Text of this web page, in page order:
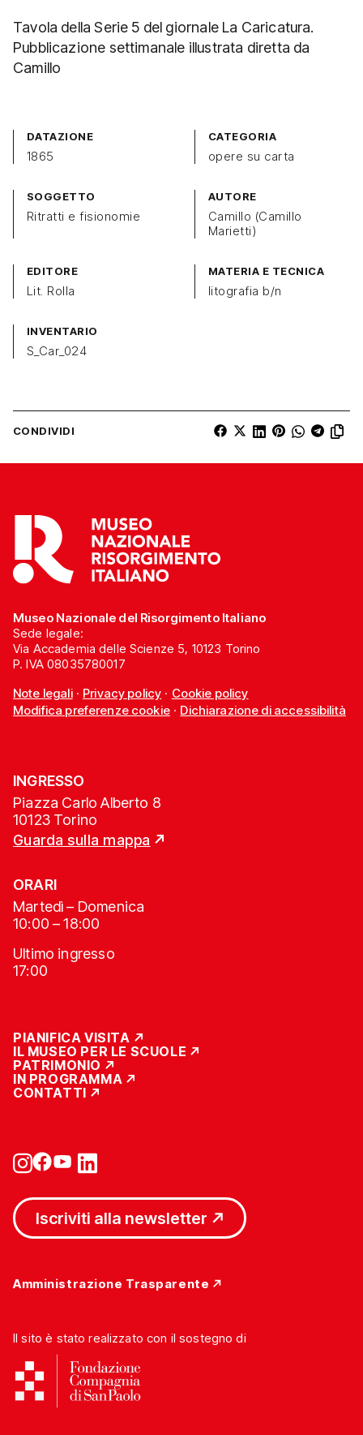
Tavola della Serie 5 del giornale La Caricatura.
Pubblicazione settimanale illustrata diretta da
Camillo
DATAZIONE
1865
CATEGORIA
opere su carta
SOGGETTO
Ritratti e fisionomie
AUTORE
Camillo (Camillo
Marietti)
EDITORE
Lit. Rolla
MATERIA E TECNICA
litografia b/n
INVENTARIO
S_Car_024
CONDIVIDI
Museo Nazionale del Risorgimento Italiano
Sede legale:
Via Accademia delle Scienze 5, 10123 Torino
P. IVA 08035780017
Note legali· Privacy policy · Cookie policy
Modifica preferenze cookie· Dichiarazione di accessibilità
INGRESSO
Piazza Carlo Alberto 8
10123 Torino
Guarda sulla mappa
ORARI
Martedì – Domenica
10:00 – 18:00
Ultimo ingresso
17:00
PIANIFICA VISITA
IL MUSEO PER LE SCUOLE
PATRIMONIO
IN PROGRAMMA
CONTATTI
Iscriviti alla newsletter
Amministrazione Trasparente
Il sito è stato realizzato con il sostegno di